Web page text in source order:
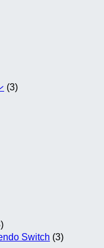
(3)
Switch (3)